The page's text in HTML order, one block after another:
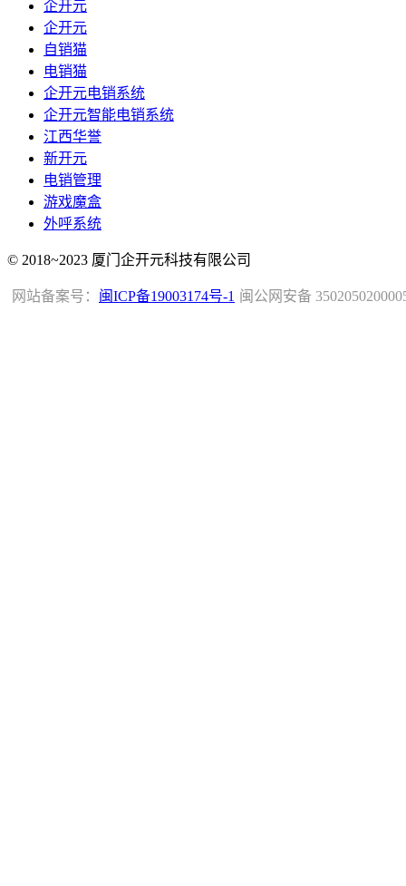
企开元
企开元
自销猫
电销猫
企开元电销系统
企开元智能电销系统
江西华誉
新开元
电销管理
游戏魔盒
外呼系统
© 2018~2023 厦门企开元科技有限公司
闽公网安备
网站备案号： 闽ICP备19003174号-1